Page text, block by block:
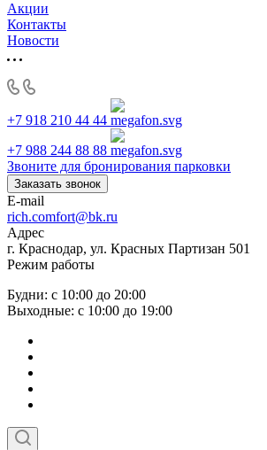
Акции
Контакты
Новости
+7 918 210 44 44
+7 988 244 88 88
Звоните для бронирования парковки
Заказать звонок
E-mail
rich.comfort@bk.ru
Адрес
г. Краснодар, ул. Красных Партизан 501
Режим работы
Будни: с 10:00 до 20:00
Выходные: с 10:00 до 19:00